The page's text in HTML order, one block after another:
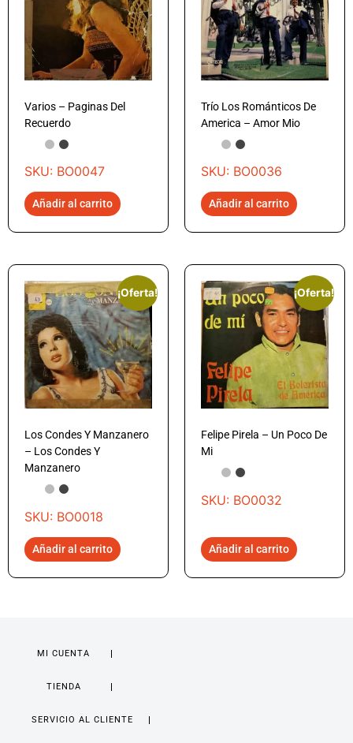
Varios – Paginas Del
Recuerdo
SKU: BO0047
Añadir al carrito
Trío Los Románticos De
America – Amor Mio
SKU: BO0036
Añadir al carrito
¡Oferta!
Los Condes Y Manzanero
– Los Condes Y
Manzanero
SKU: BO0018
Añadir al carrito
¡Oferta!
Felipe Pirela – Un Poco De
Mi
SKU: BO0032
Añadir al carrito
MI CUENTA
TIENDA
SERVICIO AL CLIENTE